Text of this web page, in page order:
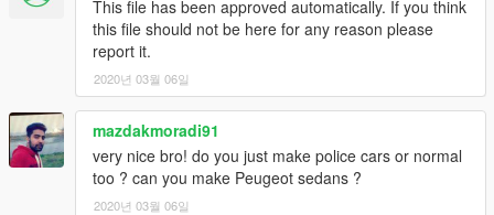
This file has been approved automatically. If you think
this file should not be here for any reason please
report it.
2020년 03월 06일
mazdakmoradi91
very nice bro! do you just make police cars or normal
too ? can you make Peugeot sedans ?
2020년 03월 06일